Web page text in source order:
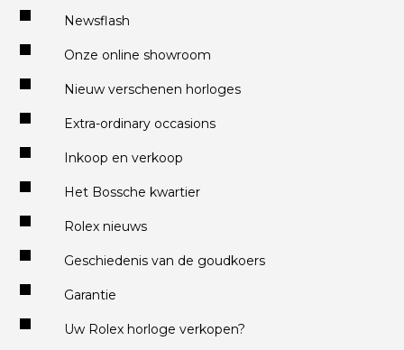
Newsflash
Onze online showroom
Nieuw verschenen horloges
Extra-ordinary occasions
Inkoop en verkoop
Het Bossche kwartier
Rolex nieuws
Geschiedenis van de goudkoers
Garantie
Uw Rolex horloge verkopen?